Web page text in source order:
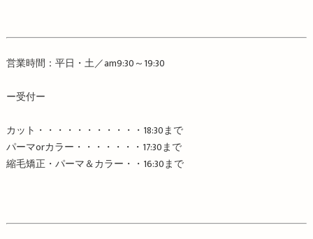
営業時間：平日・土／am9:30～19:30
ー受付ー
カット・・・・・・・・・・・ 18:30まで
パーマorカラー・・・・・・・ 17:30まで
縮毛矯正・パーマ＆カラー・・ 16:30まで